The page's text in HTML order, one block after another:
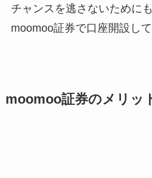
チャンスを逃さないために
moomoo証券で口座開設し
moomoo証券のメリッ